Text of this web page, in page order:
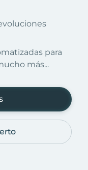
para
más...